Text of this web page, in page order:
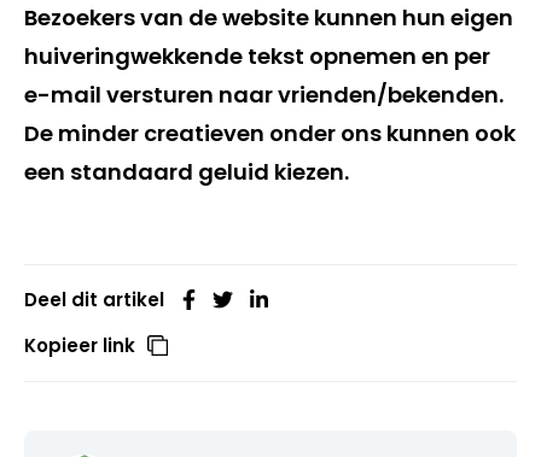
Bezoekers van de website kunnen hun eigen
huiveringwekkende tekst opnemen en per
e-mail versturen naar vrienden/bekenden.
De minder creatieven onder ons kunnen ook
een standaard geluid kiezen.
Deel dit artikel
Kopieer link